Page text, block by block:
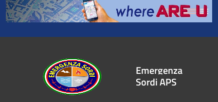
Emergenza
Sordi APS